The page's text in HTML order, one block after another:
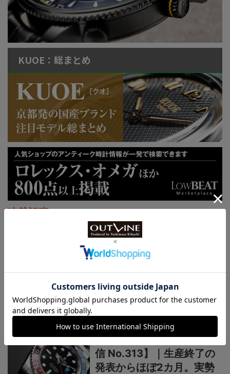
KUOE：総まとめ
連載記事
菊地吉正の【ロレックス通
信 No.314】｜技術力を誇
示するグラフィカルで繊細
なジュビリーダイアルモチ
ーフ
菊地吉正の【ロレックス通
信 No.313】｜生産終了の
発表からほぼ2カ月。実勢